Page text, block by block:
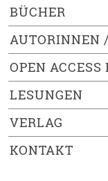
BÜCHER
AUTORINNEN
OPEN ACCESS
LESUNGEN
VERLAG
KONTAKT